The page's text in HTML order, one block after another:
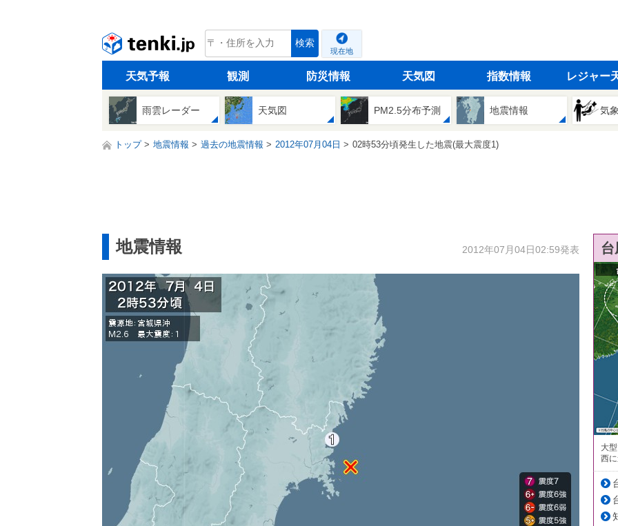
tenki.jp 検索
現在地
天気予報 観測 防災情報 天気図 指数情報 レジャー
雨雲レーダー 天気図 PM2.5分布予測 地震情報 気
トップ 地震情報 過去の地震情報 2012年07月04日 02時53分頃発生した地震(最大震度1)
地震情報 2012年07月04日02:59発表
大
西